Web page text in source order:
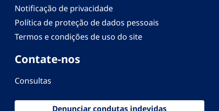
Notificação de privacidade
Política de proteção de dados pessoais
Termos e condições de uso do site
Contate-nos
Consultas
Denunciar condutas indevidas